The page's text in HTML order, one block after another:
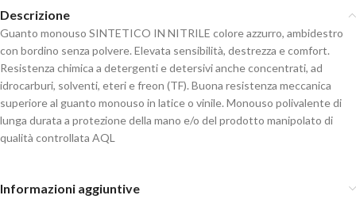
Descrizione
Guanto monouso SINTETICO IN NITRILE colore azzurro, ambidestro
con bordino senza polvere. Elevata sensibilità, destrezza e comfort.
Resistenza chimica a detergenti e detersivi anche concentrati, ad
idrocarburi, solventi, eteri e freon (TF). Buona resistenza meccanica
superiore al guanto monouso in latice o vinile. Monouso polivalente di
lunga durata a protezione della mano e/o del prodotto manipolato di
qualità controllata AQL
Informazioni aggiuntive